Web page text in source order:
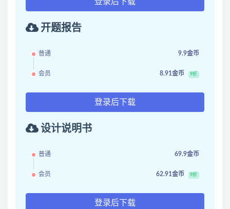
登录后下载
开题报告
普通 9.9金币
会员 8.91金币 9折
登录后下载
设计说明书
普通 69.9金币
会员 62.91金币 9折
登录后下载